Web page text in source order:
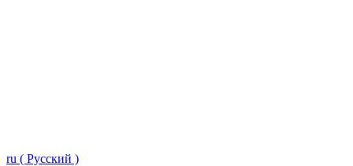
ru ( Русский )